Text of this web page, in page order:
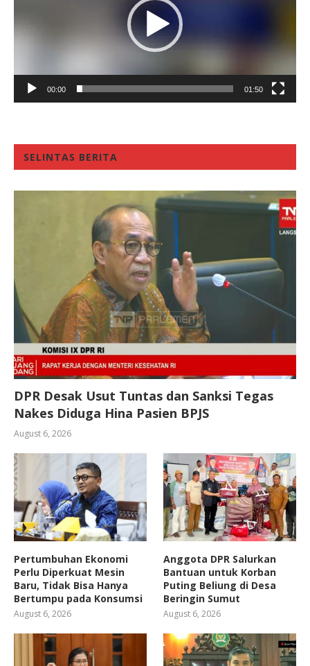
00:00 01:50
SELINTAS BERITA
DPR Desak Usut Tuntas dan Sanksi Tegas
Nakes Diduga Hina Pasien BPJS
August 6, 2026
Pertumbuhan Ekonomi
Perlu Diperkuat Mesin
Baru, Tidak Bisa Hanya
Bertumpu pada Konsumsi
August 6, 2026
Anggota DPR Salurkan
Bantuan untuk Korban
Puting Beliung di Desa
Beringin Sumut
August 6, 2026